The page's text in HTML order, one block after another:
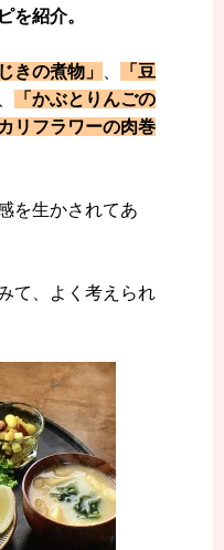
を紹介。
きの煮物」
「豆
「かぶとりんごの
カリフラワーの肉巻
を生かされてあ
て、よく考えられ